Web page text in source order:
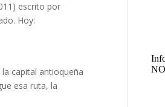
escrito por
Hoy:
capital an­tioqueña
esa ruta, la